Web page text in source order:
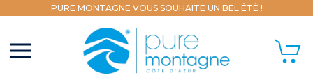
PURE MONTAGNE VOUS SOUHAITE UN BEL ÉTÉ !